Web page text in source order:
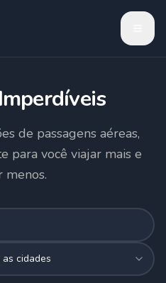
Imperdíveis
de passagens aéreas,
para você viajar mais e
menos.
as cidades